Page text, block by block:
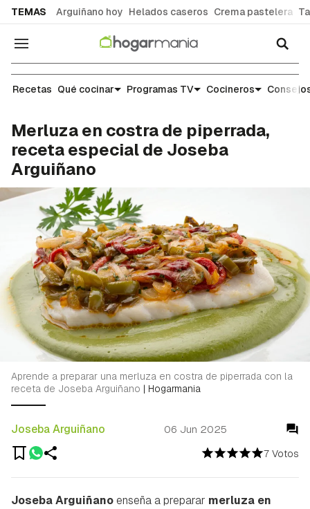
TEMAS Arguiñano hoy Helados caseros Crema pastelera
Navegación
Recetas
Recetas Qué cocinar Programas TV Cocineros
Merluza en costra de piperrada,
receta especial de Joseba
Arguiñano
7 Votos
Joseba Arguiñano 06 Jun 2025
Aprende a preparar una merluza en costra de piperrada con la
receta de Joseba Arguiñano | Hogarmania
Joseba Arguiñanoenseña a preparar merluza en